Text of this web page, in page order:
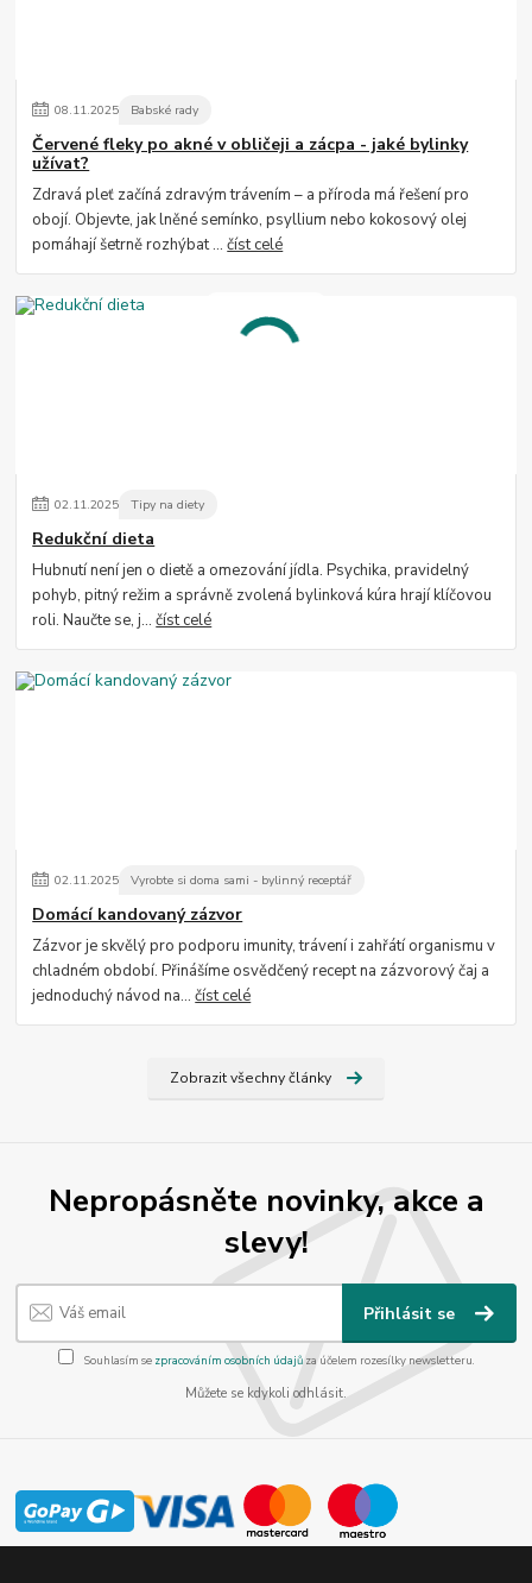
08.11.2025 Babské rady
Červené fleky po akné v obličeji a zácpa - jaké bylinky
užívat?
Zdravá pleť začíná zdravým trávením – a příroda má řešení pro
obojí. Objevte, jak lněné semínko, psyllium nebo kokosový olej
pomáhají šetrně rozhýbat ...číst celé
02.11.2025 Tipy na diety
Redukční dieta
Hubnutí není jen o dietě a omezování jídla. Psychika, pravidelný
pohyb, pitný režim a správně zvolená bylinková kúra hrají klíčovou
roli. Naučte se, j...číst celé
02.11.2025 Vyrobte si doma sami - bylinný receptář
Domácí kandovaný zázvor
Zázvor je skvělý pro podporu imunity, trávení i zahřátí organismu v
chladném období. Přinášíme osvědčený recept na zázvorový čaj a
jednoduchý návod na...číst celé
Zobrazit všechny články
Nepropásněte novinky, akce a
slevy!
Přihlásit se
Souhlasím se zpracováním osobních údajůza účelem rozesílky newsletteru.
Můžete se kdykoli odhlásit.